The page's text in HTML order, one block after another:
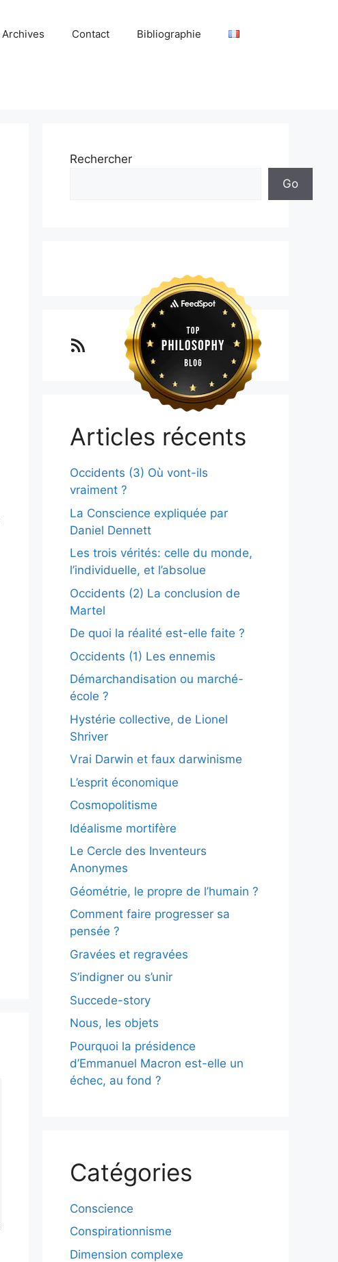
Archives Contact Bibliographie
Rechercher
Go
Lo blog Surimposium
Articles récents
Occidents (3) Où vont-ils
vraiment ?
La Conscience expliquée par
Daniel Dennett
Les trois vérités: celle du monde,
l’individuelle, et l’absolue
Occidents (2) La conclusion de
Martel
De quoi la réalité est-elle faite ?
Occidents (1) Les ennemis
Démarchandisation ou marché-
école ?
Hystérie collective, de Lionel
Shriver
Vrai Darwin et faux darwinisme
L’esprit économique
Cosmopolitisme
Idéalisme mortifère
Le Cercle des Inventeurs
Anonymes
Géométrie, le propre de l’humain ?
Comment faire progresser sa
pensée ?
Gravées et regravées
S’indigner ou s’unir
Succede-story
Nous, les objets
Pourquoi la présidence
d’Emmanuel Macron est-elle un
échec, au fond ?
Catégories
Conscience
Conspirationnisme
Dimension complexe